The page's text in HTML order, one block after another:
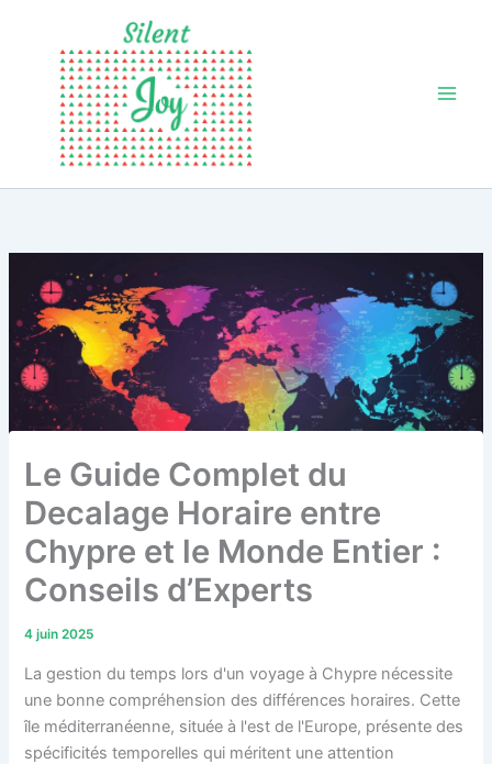
contenu
Le Guide Complet du
Decalage Horaire entre
Chypre et le Monde Entier :
Conseils d’Experts
4 juin 2025
La gestion du temps lors d'un voyage à Chypre nécessite
une bonne compréhension des différences horaires. Cette
île méditerranéenne, située à l'est de l'Europe, présente des
spécificités temporelles qui méritent une attention